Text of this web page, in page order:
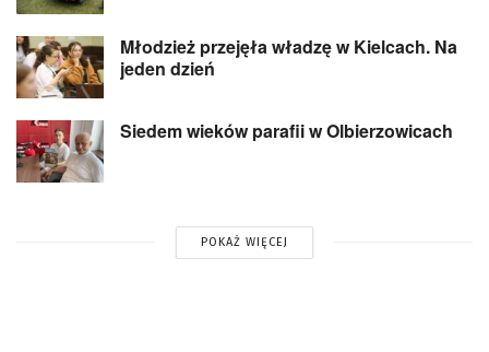
Młodzież przejęła władzę w Kielcach. Na
jeden dzień
Siedem wieków parafii w Olbierzowicach
POKAŻ WIĘCEJ